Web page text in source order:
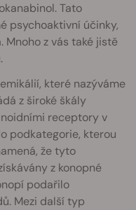
Tato
psychoaktivní účinky,
z vás také jistě
které nazýváme
z široké škály
receptory v
podkategorie, kterou
že tyto
z konopné
podařilo
Mezi další typ